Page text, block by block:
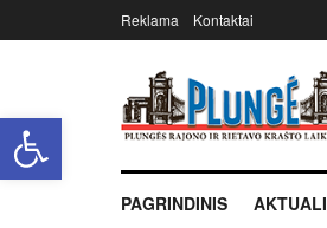
Open toolbar
Reklama Kontaktai
PAGRINDINIS